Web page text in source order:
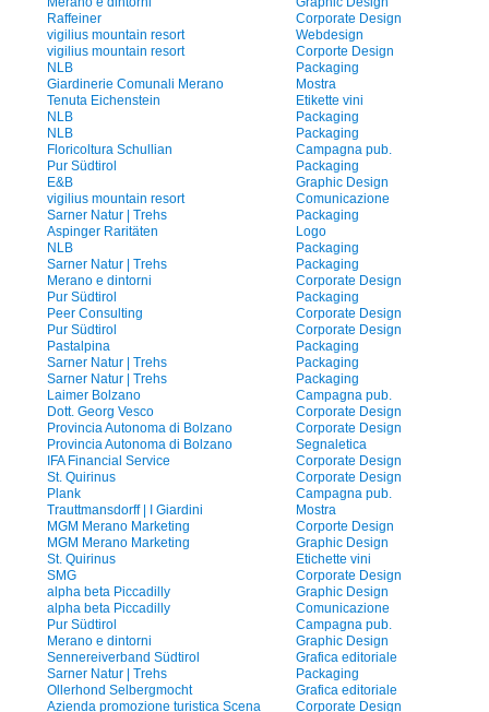
Raffeiner
Corporate Design
vigilius mountain resort
Webdesign
vigilius mountain resort
Corporte Design
NLB
Packaging
Giardinerie Comunali Merano
Mostra
Tenuta Eichenstein
Etikette vini
NLB
Packaging
NLB
Packaging
Floricoltura Schullian
Campagna pub.
Pur Südtirol
Packaging
E&B
Graphic Design
vigilius mountain resort
Comunicazione
Sarner Natur | Trehs
Packaging
Aspinger Raritäten
Logo
NLB
Packaging
Sarner Natur | Trehs
Packaging
Merano e dintorni
Corporate Design
Pur Südtirol
Packaging
Peer Consulting
Corporate Design
Pur Südtirol
Corporate Design
Pastalpina
Packaging
Sarner Natur | Trehs
Packaging
Sarner Natur | Trehs
Packaging
Laimer Bolzano
Campagna pub.
Dott. Georg Vesco
Corporate Design
Provincia Autonoma di Bolzano
Corporate Design
Provincia Autonoma di Bolzano
Segnaletica
IFA Financial Service
Corporate Design
St. Quirinus
Corporate Design
Plank
Campagna pub.
Trauttmansdorff | I Giardini
Mostra
MGM Merano Marketing
Corporte Design
MGM Merano Marketing
Graphic Design
St. Quirinus
Etichette vini
SMG
Corporate Design
alpha beta Piccadilly
Graphic Design
alpha beta Piccadilly
Comunicazione
Pur Südtirol
Campagna pub.
Merano e dintorni
Graphic Design
Sennereiverband Südtirol
Grafica editoriale
Sarner Natur | Trehs
Packaging
Ollerhond Selbergmocht
Grafica editoriale
Azienda promozione turistica Scena
Corporate Design